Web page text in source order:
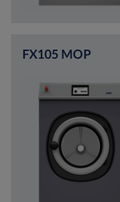
FX105 MOP